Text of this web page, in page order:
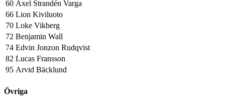
60 Axel Strandén Varga
66 Lion Kiviluoto
70 Loke Vikberg
72 Benjamin Wall
74 Edvin Jonzon Rudqvist
82 Lucas Fransson
95 Arvid Bäcklund
Övriga